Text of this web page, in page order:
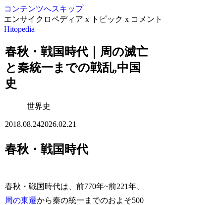
コンテンツへスキップ
エンサイクロペディア x トピック x コメント
Hitopedia
春秋・戦国時代｜周の滅亡
と秦統一までの戦乱,中国
史
世界史
2018.08.242026.02.21
春秋・戦国時代
春秋・戦国時代は、前770年~前221年、
周の東遷から秦の統一までのおよそ500